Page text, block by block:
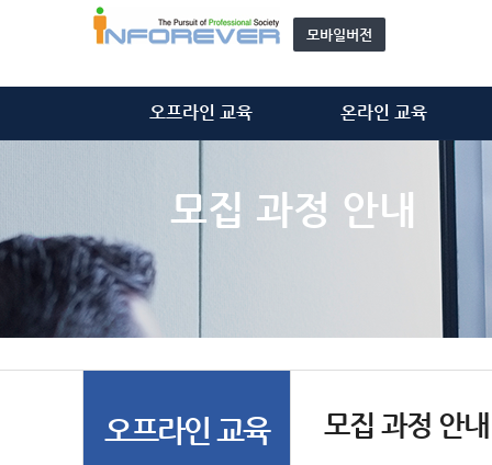
모바일버전
오프라인 교육
정보시스템감리사
ISMS-P 심사원
자문단(강사) 소개&신청
온라인 교육
정보시스템감리사
ISMS-P 심사원
개인정보관리사(CPPG)
모집 과정 안내
오프라인 교육 모집 과정 안내